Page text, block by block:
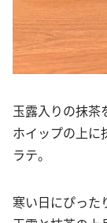
玉露入りの抹茶
ホイップの上に
ラテ。
寒い日にぴった